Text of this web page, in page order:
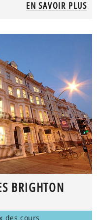
EN SAVOIR PLUS
BRIGHTON
des cours